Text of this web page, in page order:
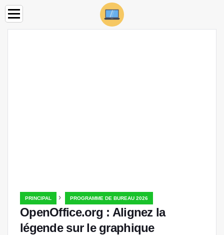
PRINCIPAL › PROGRAMME DE BUREAU 2026
OpenOffice.org : Alignez la
légende sur le graphique